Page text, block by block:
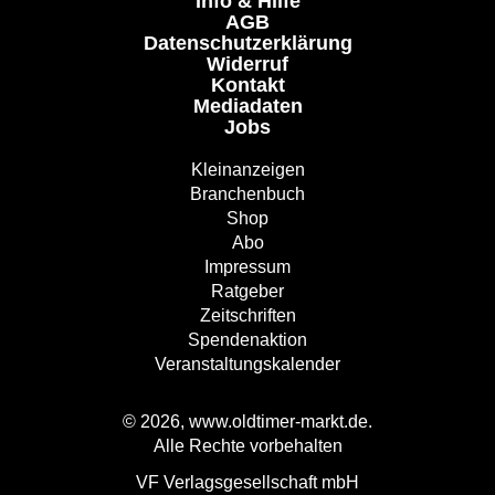
AGB
Datenschutzerklärung
Widerruf
Kontakt
Mediadaten
Jobs
Kleinanzeigen
Branchenbuch
Shop
Abo
Impressum
Ratgeber
Zeitschriften
Spendenaktion
Veranstaltungskalender
© 2026, www.oldtimer-markt.de.
Alle Rechte vorbehalten
VF Verlagsgesellschaft mbH